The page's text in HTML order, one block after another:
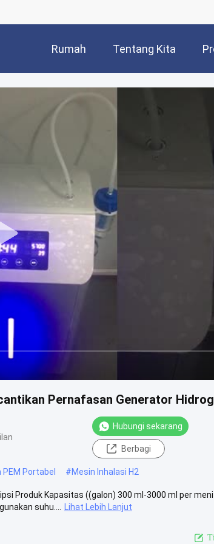
Rumah Tentang Kita
Pernafasan Generator
Hubungi sekarang
Berbagi
PEM Portabel #Mesin Inhalasi H2
Produk Kapasitas ((galon) 300 ml-3000 ml per
suhu....
Lihat Lebih Lanjut